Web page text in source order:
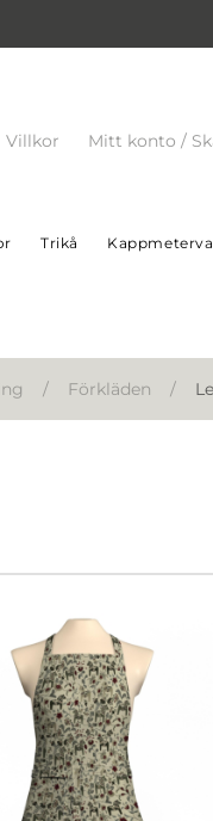
Villkor Mitt konto /
Trikå
/ Förkläden /